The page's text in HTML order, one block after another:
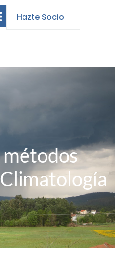
Hazte Socio